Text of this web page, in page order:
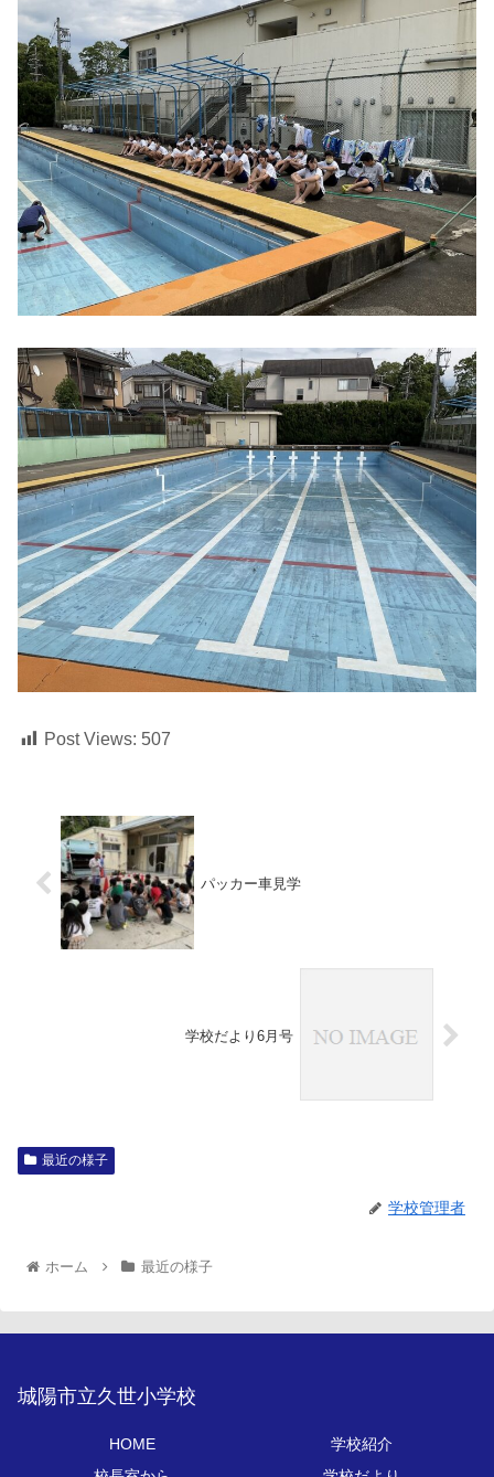
Post Views: 507
パッカー車見学
学校だより6月号
最近の様子
学校管理者
ホーム 最近の様子
城陽市立久世小学校
HOME
学校紹介